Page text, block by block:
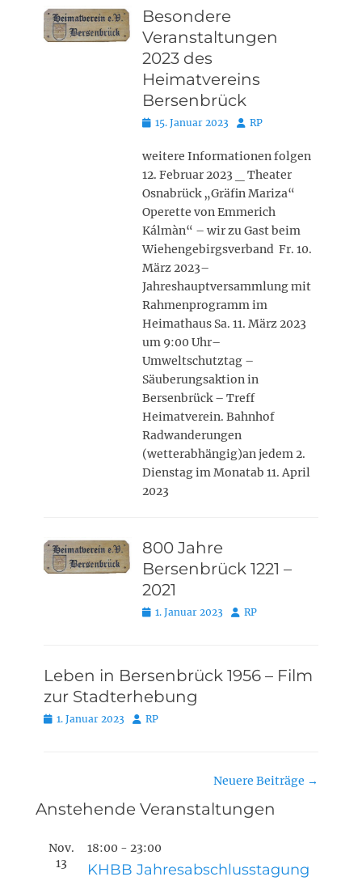
Besondere
Veranstaltungen
2023 des
Heimatvereins
Bersenbrück
Posted
15. Januar 2023 Autor
RP
weitere Informationen folgen
12. Februar 2023 _ Theater
Osnabrück „Gräfin Mariza“
Operette von Emmerich
Kálmàn“ – wir zu Gast beim
Wiehengebirgsverband Fr. 10.
März 2023–
Jahreshauptversammlung mit
Rahmenprogramm im
Heimathaus Sa. 11. März 2023
um 9:00 Uhr–
Umweltschutztag –
Säuberungsaktion in
Bersenbrück – Treff
Heimatverein. Bahnhof
Radwanderungen
(wetterabhängig)an jedem 2.
Dienstag im Monatab 11. April
2023
800 Jahre
Bersenbrück 1221 –
2021
Posted
1. Januar 2023 Autor
RP
Leben in Bersenbrück 1956 – Film
zur Stadterhebung
Posted
1. Januar 2023 Autor
RP
Neuere Beiträge →
Anstehende Veranstaltungen
Nov.
13
18:00 - 23:00
KHBB Jahresabschlusstagung